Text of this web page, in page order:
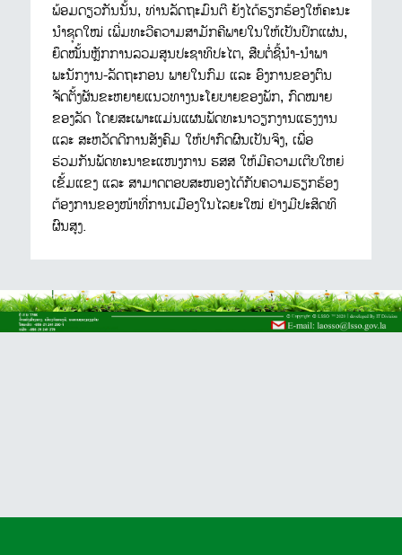
ພ້ອມດຽວກັນນັ້ນ, ທ່ານລັດຖະມົນຕີ ຍັງໄດ້ຮຽກຮ້ອງໃຫ້ຄະນະ
ນຳຊຸດໃໝ່ ເພີ່ມທະວີຄວາມສາມັກຄີພາຍໃນໃຫ້ເປັນປຶກແຜ່ນ,
ຍຶດໝັ້ນຫຼັກການລວມສູນປະຊາທິປະໄຕ, ສືບຕໍ່ຊີ້ນຳ-ນຳພາ
ພະນັກງານ-ລັດຖະກອນ ພາຍໃນກົມ ແລະ ອົງການຂອງຕົນ
ຈັດຕັ້ງຜັນຂະຫຍາຍແນວທາງນະໂຍບາຍຂອງພັກ, ກົດໝາຍ
ຂອງລັດ ໂດຍສະເພາະແມ່ນແຜນພັດທະນາວຽກງານແຮງງານ
ແລະ ສະຫວັດດີການສັງຄົມ ໃຫ້ປາກົດຜົນເປັນຈິງ, ເພື່ອ
ຮ່ວມກັນພັດທະນາຂະແໜງການ ຮສສ ໃຫ້ມີຄວາມເຕີບໃຫຍ່
ເຂັ້ມແຂງ ແລະ ສາມາດຕອບສະໜອງໄດ້ກັບຄວາມຮຽກຮ້ອງ
ຕ້ອງການຂອງໜ້າທີ່ການເມືອງໃນໄລຍະໃໝ່ ຢ່າງມີປະສິດທິ
ຜົນສູງ.